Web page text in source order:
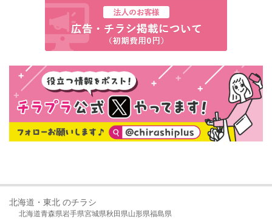
北海道・東北 のチラシ
北海道青森県岩手県宮城県秋田県山形県福島県